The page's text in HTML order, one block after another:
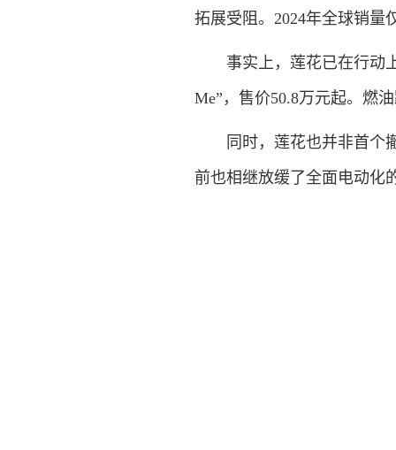
拓展受阻。2024年全球销量
事实上，莲花已在行动上
Me”，售价50.8万元起。燃
同时，莲花也并非首个撤
前也相继放缓了全面电动化